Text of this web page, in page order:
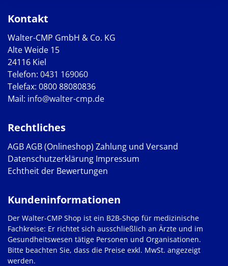
Kontakt
Walter-CMP GmbH & Co. KG
Alte Weide 15
24116 Kiel
Telefon: 0431 169060
Telefax: 0800 88080836
Mail: info@walter-cmp.de
Rechtliches
AGBAGB (Onlineshop) Zahlung und Versand
Datenschutzerklärung Impressum
Echtheit der Bewertungen
Kundeninformationen
Der Walter-CMP Shop ist ein B2B-Shop für medizinische
Fachkreise: Er richtet sich ausschließlich an Ärzte und im
Gesundheitswesen tätige Personen und Organisationen.
Bitte beachten Sie, dass die Preise exkl. MwSt. angezeigt
werden.